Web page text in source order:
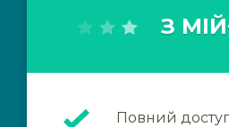
З
Повний